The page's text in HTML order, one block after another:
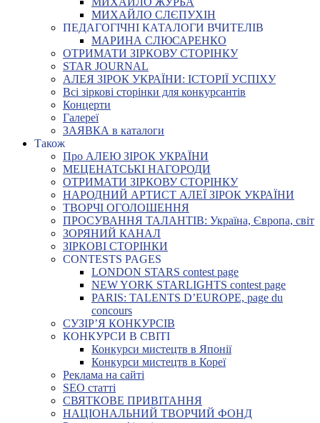
МИХАЙЛО СЛЄПУХІН
ПЕДАГОГІЧНІ КАТАЛОГИ ВЧИТЕЛІВ
МАРИНА СЛЮСАРЕНКО
ОТРИМАТИ ЗІРКОВУ СТОРІНКУ
STAR JOURNAL
АЛЕЯ ЗІРОК УКРАЇНИ: ІСТОРІЇ УСПІХУ
Всі зіркові сторінки для конкурсантів
Концерти
Галереї
ЗАЯВКА в каталоги
Також
Про АЛЕЮ ЗІРОК УКРАЇНИ
МЕЦЕНАТСЬКІ НАГОРОДИ
ОТРИМАТИ ЗІРКОВУ СТОРІНКУ
НАРОДНИЙ АРТИСТ АЛЕЇ ЗІРОК УКРАЇНИ
ТВОРЧІ ОГОЛОШЕННЯ
ПРОСУВАННЯ ТАЛАНТІВ: Україна, Європа, світ
ЗОРЯНИЙ КАНАЛ
ЗІРКОВІ СТОРІНКИ
CONTESTS PAGES
LONDON STARS contest page
NEW YORK STARLIGHTS contest page
PARIS: TALENTS D’EUROPE, page du
concours
СУЗІР’Я КОНКУРСІВ
КОНКУРСИ В СВІТІ
Конкурси мистецтв в Японії
Конкурси мистецтв в Кореї
Реклама на сайті
SEO статті
СВЯТКОВЕ ПРИВІТАННЯ
НАЦІОНАЛЬНИЙ ТВОРЧИЙ ФОНД